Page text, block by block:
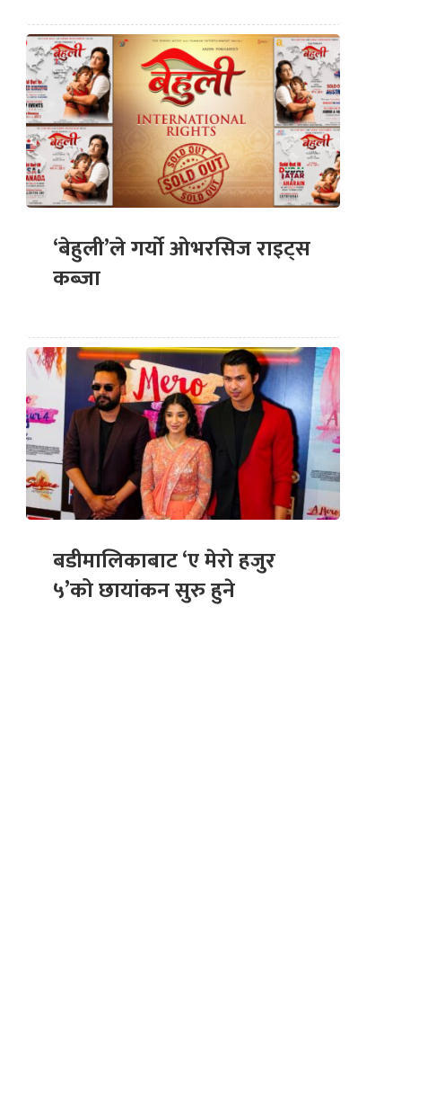
‘बेहुली’ले गर्यो ओभरसिज राइट्स
कब्जा
बडीमालिकाबाट ‘ए मेरो हजुर
५’को छायांकन सुरु हुने